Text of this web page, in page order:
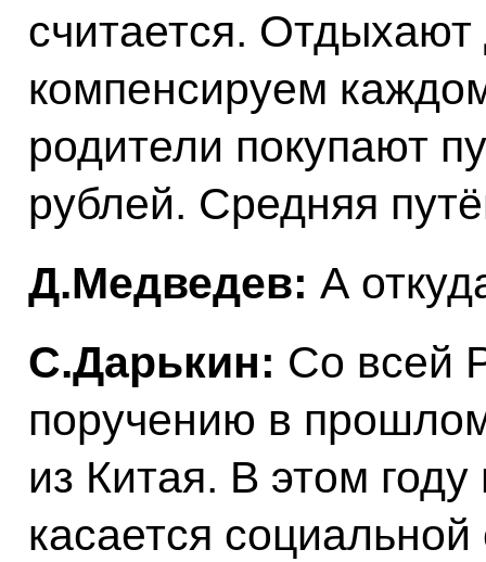
считается.
компенсируем
родители покупают
рублей. Средняя
Д.Медведев: А
С.Дарькин: Со всей
поручению в
из Китая. В этом
касается